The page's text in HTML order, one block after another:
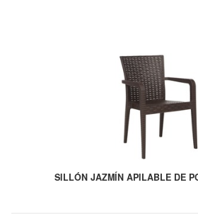
SILLÓN JAZMÍN APILABLE DE